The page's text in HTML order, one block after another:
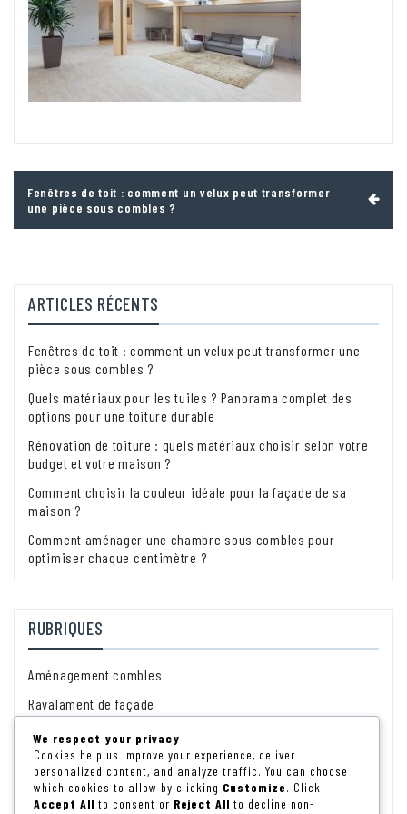
de
l’article
Fenêtres de toit : comment un velux peut transformer
une pièce sous combles ?
ARTICLES RÉCENTS
Fenêtres de toit : comment un velux peut transformer une
pièce sous combles ?
Quels matériaux pour les tuiles ? Panorama complet des
options pour une toiture durable
Rénovation de toiture : quels matériaux choisir selon votre
budget et votre maison ?
Comment choisir la couleur idéale pour la façade de sa
maison ?
Comment aménager une chambre sous combles pour
optimiser chaque centimètre ?
RUBRIQUES
Aménagement combles
Ravalament de façade
Rénovation énérgétique
Rénovation intérieure
Rénovation toiture
We respect your privacy
Cookies help us improve your experience, deliver
personalized content, and analyze traffic. You can choose
which cookies to allow by clicking Customize. Click
Accept All to consent or Reject All to decline non-